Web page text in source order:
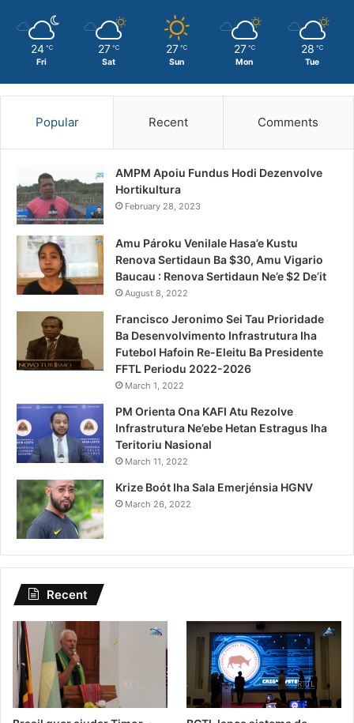
24 ℃
Fri
27 ℃
Sat
27 ℃
Sun
27 ℃
Mon
28 ℃
Tue
Popular Recent Comments
AMPM Apoiu Fundus Hodi Dezenvolve
Hortikultura
February 28, 2023
Amu Pároku Venilale Hasa’e Kustu
Renova Sertidaun Ba $30, Amu Vigario
Baucau : Renova Sertidaun Ne’e $2 De’it
August 8, 2022
Francisco Jeronimo Sei Tau Prioridade
Ba Desenvolvimento Infrastrutura Iha
Futebol Hafoin Re-Eleitu Ba Presidente
FFTL Periodu 2022-2026
March 1, 2022
PM Orienta Ona KAFI Atu Rezolve
Infrastrutura Ne’ebe Hetan Estragus Iha
Teritoriu Nasional
March 11, 2022
Krize Boót Iha Sala Emerjénsia HGNV
March 26, 2022
Recent